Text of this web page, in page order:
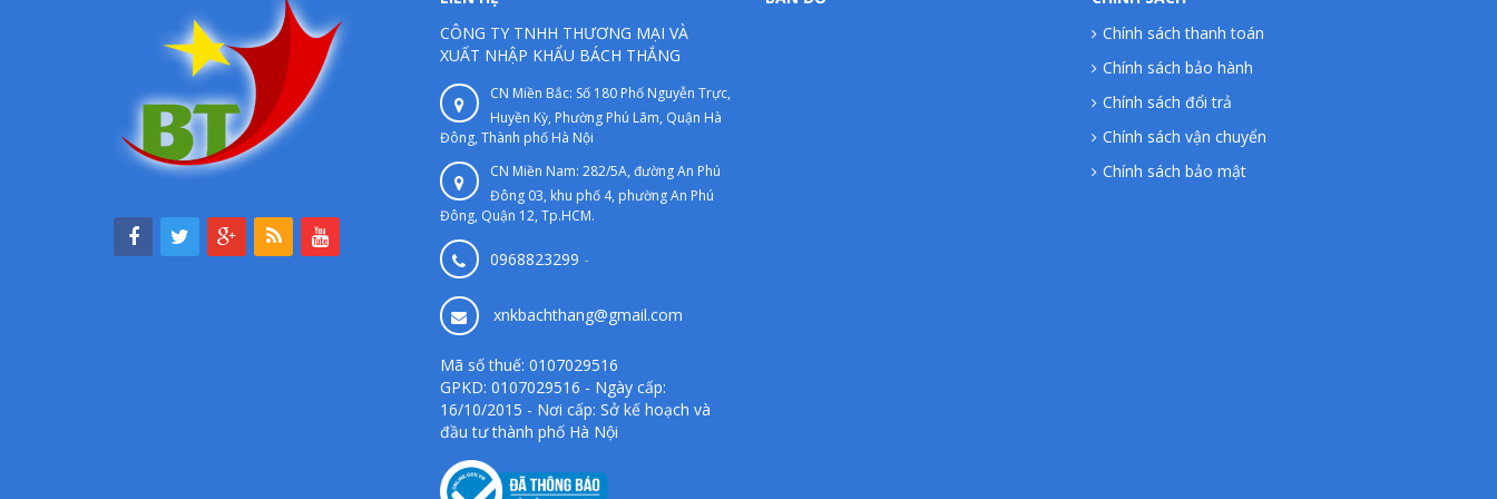
CÔNG TY TNHH THƯƠNG MẠI VÀ
XUẤT NHẬP KHẨU BÁCH THẮNG
CN Miền Bắc: Số 180 Phố Nguyễn Trực,
Huyền Kỳ, Phường Phú Lãm, Quận Hà
Đông, Thành phố Hà Nội
CN Miền Nam: 282/5A, đường An Phú
Đông 03, khu phố 4, phường An Phú
Đông, Quận 12, Tp.HCM.
0968823299 -
xnkbachthang@gmail.com
Mã số thuế: 0107029516
GPKD: 0107029516 - Ngày cấp:
16/10/2015 - Nơi cấp: Sở kế hoạch và
đầu tư thành phố Hà Nội
Chính sách thanh toán
Chính sách bảo hành
Chính sách đổi trả
Chính sách vận chuyển
Chính sách bảo mật